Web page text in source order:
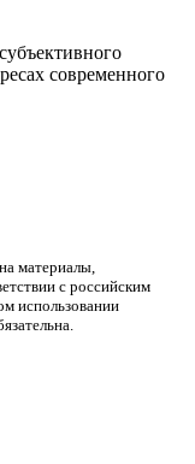
современного
материалы,
с российским
использовании